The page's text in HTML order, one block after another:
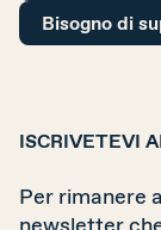
Bisogno di
ISCRIVETEVI
Per rimanere